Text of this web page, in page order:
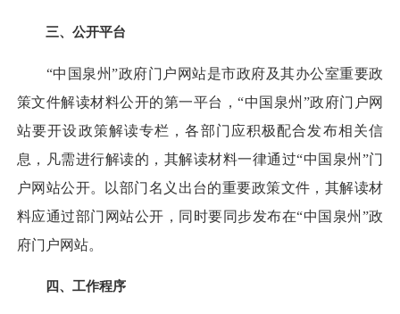
三、公开平台
“中国泉州”政府门户网站是市政府及其办公室重要政
策文件解读材料公开的第一平台，“中国泉州”政府门户网
站要开设政策解读专栏，各部门应积极配合发布相关信
息，凡需进行解读的，其解读材料一律通过“中国泉州”门
户网站公开。以部门名义出台的重要政策文件，其解读材
料应通过部门网站公开，同时要同步发布在“中国泉州”政
府门户网站。
四、工作程序